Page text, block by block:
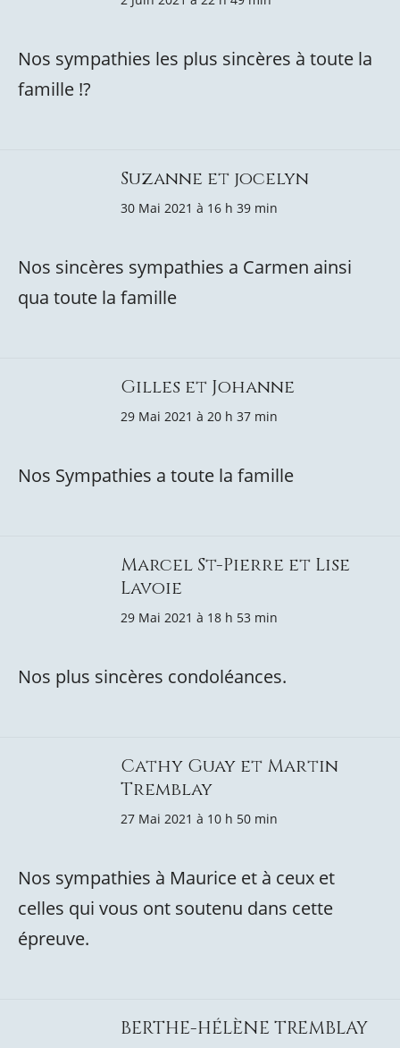
Nos sympathies les plus sincères à toute la
famille !?
Suzanne et jocelyn
30 Mai 2021 à 16 h 39 min
Nos sincères sympathies a Carmen ainsi
qua toute la famille
Gilles et Johanne
29 Mai 2021 à 20 h 37 min
Nos Sympathies a toute la famille
Marcel St-Pierre et Lise
Lavoie
29 Mai 2021 à 18 h 53 min
Nos plus sincères condoléances.
Cathy Guay et Martin
Tremblay
27 Mai 2021 à 10 h 50 min
Nos sympathies à Maurice et à ceux et
celles qui vous ont soutenu dans cette
épreuve.
BERTHE-HÉLÈNE TREMBLAY